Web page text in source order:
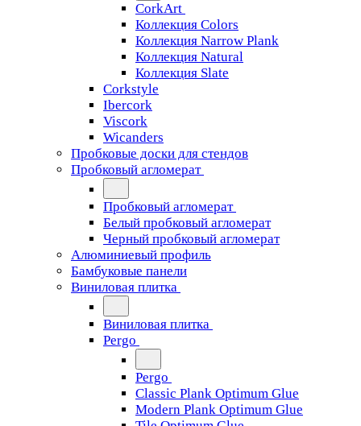
CorkArt
Коллекция Colors
Коллекция Narrow Plank
Коллекция Natural
Коллекция Slate
Corkstyle
Ibercork
Viscork
Wicanders
Пробковые доски для стендов
Пробковый агломерат
Пробковый агломерат
Белый пробковый агломерат
Черный пробковый агломерат
Алюминиевый профиль
Бамбуковые панели
Виниловая плитка
Виниловая плитка
Pergo
Pergo
Classic Plank Optimum Glue
Modern Plank Optimum Glue